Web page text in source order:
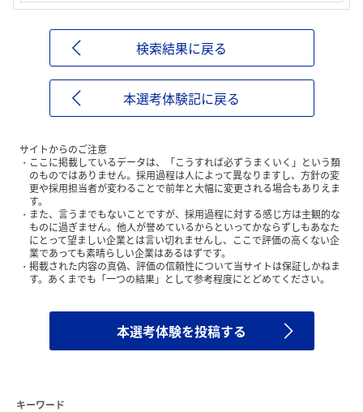
検索結果に戻る
本選考体験記に戻る
サイトからのご注意
ここに掲載しているデータは、「こうすれば必ずうまくいく」という類
のものではありません。採用過程は人によって異なりますし、方針の変
更や採用担当者が変わることで前年と大幅に変更される場合もありえま
す。
また、言うまでもないことですが、採用過程に対する感じ方は主観的な
ものに過ぎません。他人が誉めているからといってかならずしもあなた
にとって望ましい企業とは言い切れませんし、ここで評価の高くない企
業であっても素晴らしい企業はあるはずです。
掲載された内容の真偽、評価の信頼性について当サイトは保証しかねま
す。あくまでも「一つの結果」として参考程度にとどめてください。
本選考体験を投稿する
キーワード